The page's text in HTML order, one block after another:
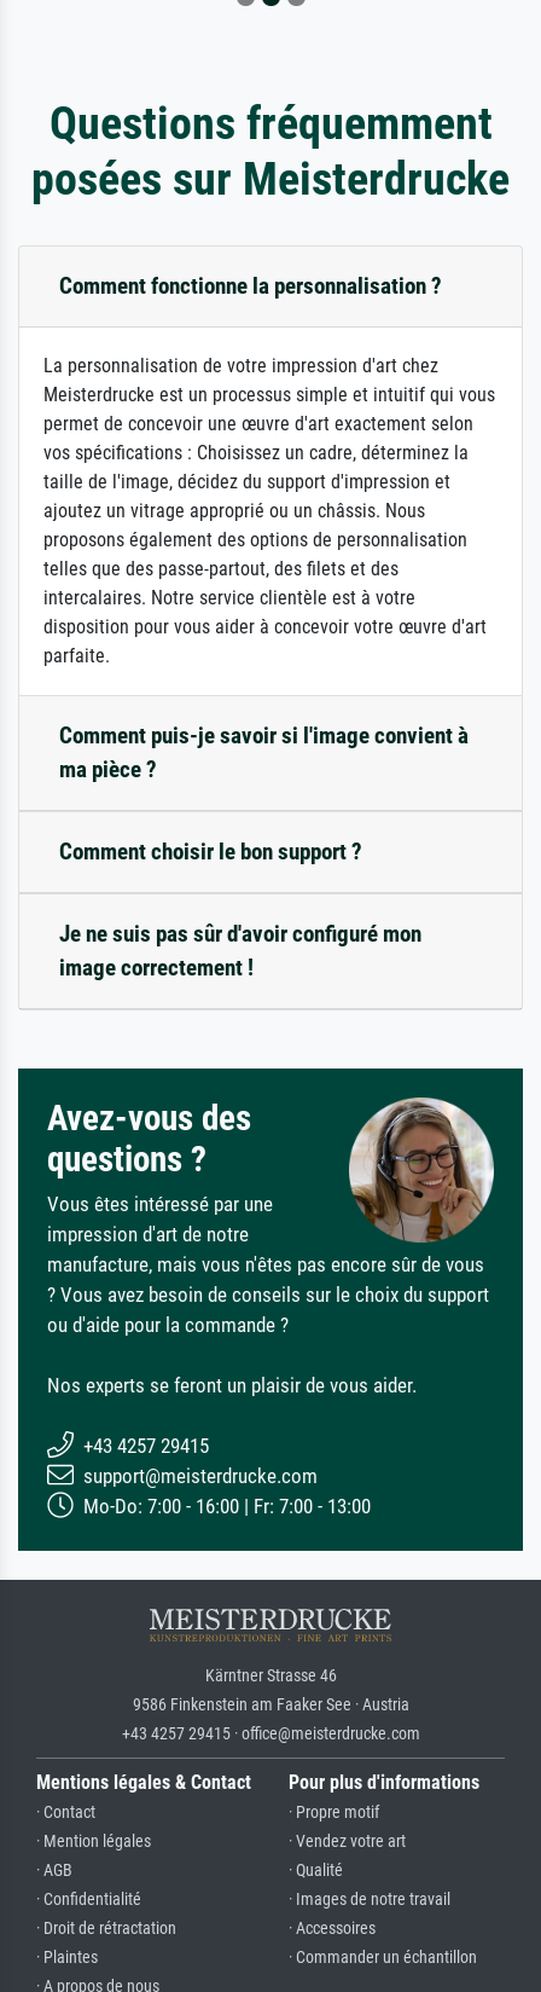
Questions fréquemment
posées sur Meisterdrucke
Comment fonctionne la personnalisation ?
La personnalisation de votre impression d'art chez
Meisterdrucke est un processus simple et intuitif qui vous
permet de concevoir une œuvre d'art exactement selon
vos spécifications : Choisissez un cadre, déterminez la
taille de l'image, décidez du support d'impression et
ajoutez un vitrage approprié ou un châssis. Nous
proposons également des options de personnalisation
telles que des passe-partout, des filets et des
intercalaires. Notre service clientèle est à votre
disposition pour vous aider à concevoir votre œuvre d'art
parfaite.
Comment puis-je savoir si l'image convient à
ma pièce ?
Comment choisir le bon support ?
Je ne suis pas sûr d'avoir configuré mon
image correctement !
Avez-vous des
questions ?
Vous êtes intéressé par une
impression d'art de notre
manufacture, mais vous n'êtes pas encore sûr de vous
? Vous avez besoin de conseils sur le choix du support
ou d'aide pour la commande ?
Nos experts se feront un plaisir de vous aider.
+43 4257 29415
support@meisterdrucke.com
Mo-Do: 7:00 - 16:00 | Fr: 7:00 - 13:00
Kärntner Strasse 46
9586 Finkenstein am Faaker See · Austria
+43 4257 29415 · office@meisterdrucke.com
Mentions légales & Contact
· Contact
· Mention légales
· AGB
· Confidentialité
· Droit de rétractation
· Plaintes
· A propos de nous
Pour plus d'informations
· Propre motif
· Vendez votre art
· Qualité
· Images de notre travail
· Accessoires
· Commander un échantillon